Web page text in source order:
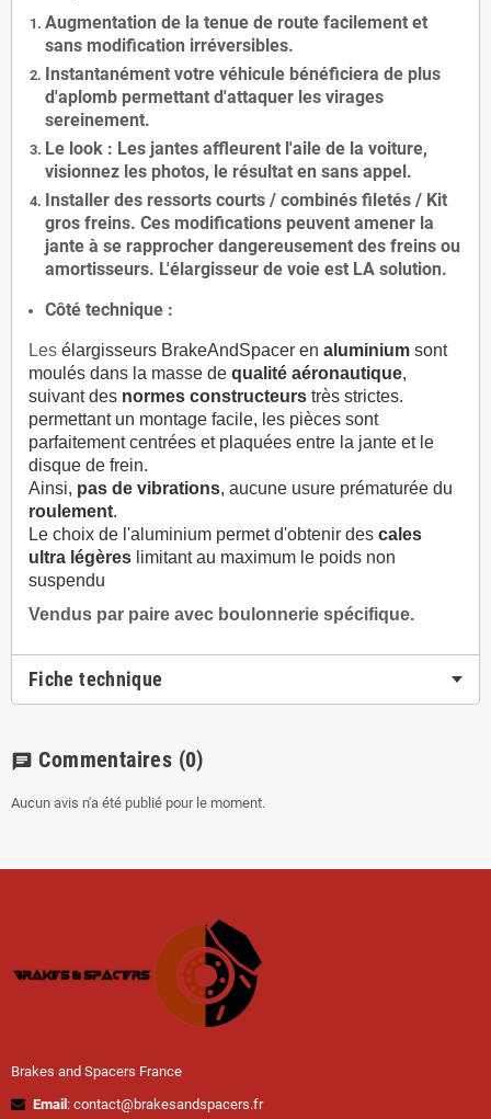
Augmentation de la tenue de route facilement et
sans modification irréversibles.
Instantanément votre véhicule bénéficiera de plus
d'aplomb permettant d'attaquer les virages
sereinement.
Le look : Les jantes affleurent l'aile de la voiture,
visionnez les photos, le résultat en sans appel.
Installer des ressorts courts / combinés filetés / Kit
gros freins. Ces modifications peuvent amener la
jante à se rapprocher dangereusement des freins ou
amortisseurs. L'élargisseur de voie est LA solution.
Côté technique :
Les élargisseurs BrakeAndSpacer en aluminium sont
moulés dans la masse de qualité aéronautique,
suivant des normes constructeurs très strictes.
permettant un montage facile, les pièces sont
parfaitement centrées et plaquées entre la jante et le
disque de frein.
Ainsi, pas de vibrations, aucune usure prématurée du
roulement.
Le choix de l'aluminium permet d'obtenir des cales
ultra légères limitant au maximum le poids non
suspendu
Vendus par paire avec boulonnerie spécifique.
Fiche technique
chat Commentaires (0)
Aucun avis n'a été publié pour le moment.
Brakes and Spacers France
Email : contact@brakesandspacers.fr